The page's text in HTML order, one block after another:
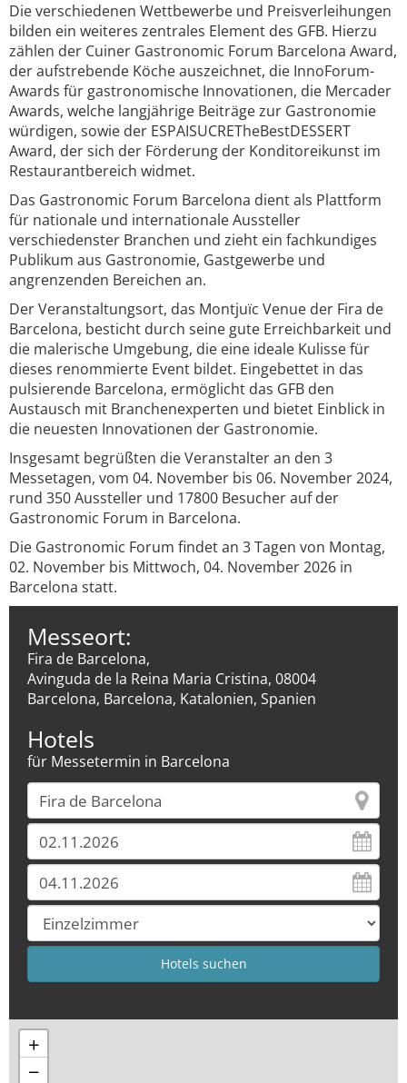
Die verschiedenen Wettbewerbe und Preisverleihungen
bilden ein weiteres zentrales Element des GFB. Hierzu
zählen der Cuiner Gastronomic Forum Barcelona Award,
der aufstrebende Köche auszeichnet, die InnoForum-
Awards für gastronomische Innovationen, die Mercader
Awards, welche langjährige Beiträge zur Gastronomie
würdigen, sowie der ESPAISUCRETheBestDESSERT
Award, der sich der Förderung der Konditoreikunst im
Restaurantbereich widmet.
Das Gastronomic Forum Barcelona dient als Plattform
für nationale und internationale Aussteller
verschiedenster Branchen und zieht ein fachkundiges
Publikum aus Gastronomie, Gastgewerbe und
angrenzenden Bereichen an.
Der Veranstaltungsort, das Montjuïc Venue der Fira de
Barcelona, besticht durch seine gute Erreichbarkeit und
die malerische Umgebung, die eine ideale Kulisse für
dieses renommierte Event bildet. Eingebettet in das
pulsierende Barcelona, ermöglicht das GFB den
Austausch mit Branchenexperten und bietet Einblick in
die neuesten Innovationen der Gastronomie.
Insgesamt begrüßten die Veranstalter an den 3
Messetagen, vom 04. November bis 06. November 2024,
rund 350 Aussteller und 17800 Besucher auf der
Gastronomic Forum in Barcelona.
Die Gastronomic Forum findet an 3 Tagen von Montag,
02. November bis Mittwoch, 04. November 2026 in
Barcelona statt.
Messeort:
Fira de Barcelona,
Avinguda de la Reina Maria Cristina, 08004
Barcelona, Barcelona, Katalonien, Spanien
Hotels
für Messetermin in Barcelona
+
−